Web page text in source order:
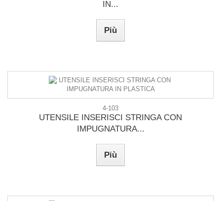
IN...
Più
4-103
UTENSILE INSERISCI STRINGA CON
IMPUGNATURA...
Più